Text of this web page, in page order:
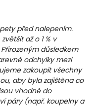
před nalepením.
až o 1 % v
důsledkem
odchylky mezi
zakoupit všechny
aby byla zajištěna co
vhodné do
páry (např. koupelny a